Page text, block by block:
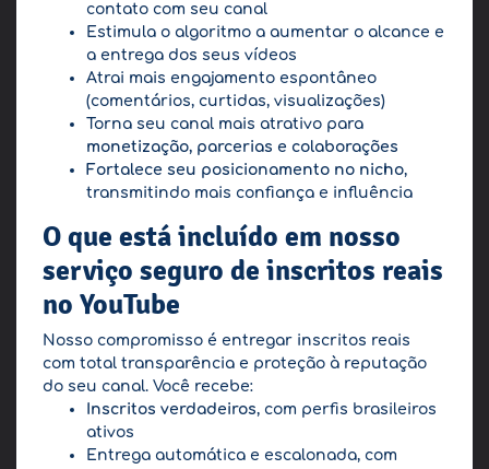
contato com seu canal
Estimula o algoritmo a aumentar o alcance e
a entrega dos seus vídeos
Atrai mais engajamento espontâneo
(comentários, curtidas, visualizações)
Torna seu canal mais atrativo para
monetização, parcerias e colaborações
Fortalece seu posicionamento no nicho,
transmitindo mais confiança e influência
O que está incluído em nosso
serviço seguro de inscritos reais
no YouTube
Nosso compromisso é entregar inscritos reais
com total transparência e proteção à reputação
do seu canal. Você recebe:
Inscritos verdadeiros, com perfis brasileiros
ativos
Entrega automática e escalonada, com